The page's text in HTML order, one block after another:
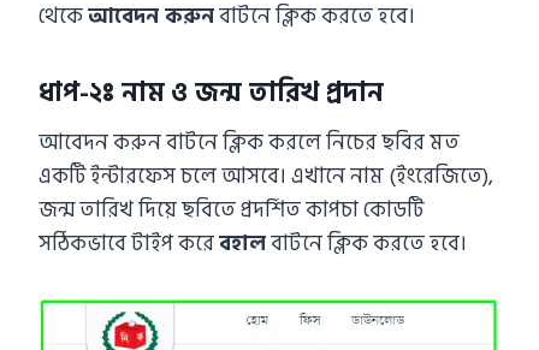
থেকেআবেদন করুনবাটনে ক্লিক করতে হবে।
ধাপ-২ঃ নাম ও জন্ম তারিখ প্রদান
আবেদন করুন বাটনে ক্লিক করলে নিচের ছবির মত
একটি ইন্টারফেস চলে আসবে। এখানে নাম (ইংরেজিতে),
জন্ম তারিখ দিয়ে ছবিতে প্রদর্শিত কাপচা কোডটি
সঠিকভাবে টাইপ করেবহালবাটনে ক্লিক করতে হবে।